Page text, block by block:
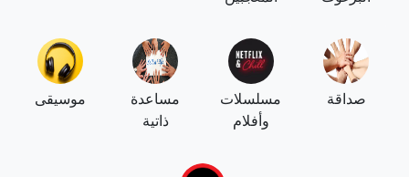
موسيقى
مساعدة
ذاتية
مسلسلات
وأفلام
صداقة